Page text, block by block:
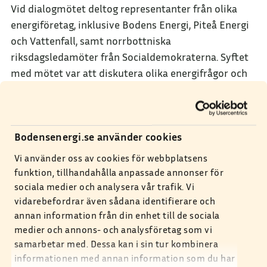
Bodensenergi.se använder cookies
Vi använder oss av cookies för webbplatsens
funktion, tillhandahålla anpassade annonser för
sociala medier och analysera vår trafik. Vi
vidarebefordrar även sådana identifierare och
annan information från din enhet till de sociala
medier och annons- och analysföretag som vi
samarbetar med. Dessa kan i sin tur kombinera
informationen med annan information som du har
Vid dialogmötet deltog representanter från olika
energiföretag, inklusive Bodens Energi, Piteå Energi
och Vattenfall, samt norrbottniska
riksdagsledamöter från Socialdemokraterna. Syftet
med mötet var att diskutera olika energifrågor och
Under mötet erbjöds också möjligheten att besöka
Bodens Energis kraftvärmeverk. En guidad tur
arrangerades för att ge deltagarna en inblick i hur
processen för avfallsförbränning fungerar samt att
visa hur Bodens Energi aktivt arbetar för att främja
en mer hållbar framtid. Denna praktiska erfarenhet
syftade till att öka förståelsen för företagets
miljövänliga arbete och främja en öppen dialog kring
hållbar energiproduktion.